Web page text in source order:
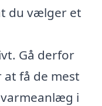
du vælger et
Gå derfor
få de mest
i